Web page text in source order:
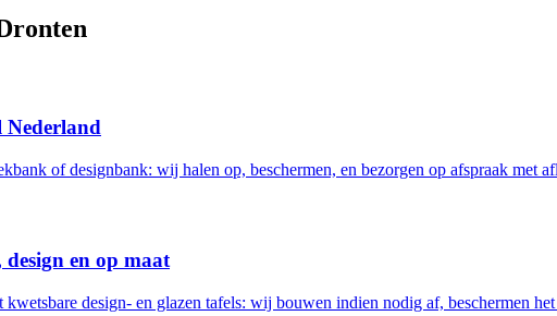
Nederland
of designbank: wij halen op, beschermen, en bezorgen op afspraak met
en op maat
kwetsbare design- en glazen tafels: wij bouwen indien nodig af, beschermen